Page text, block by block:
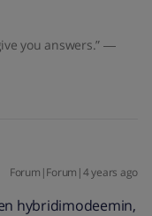
you answers.” ―
Forum|Forum|4 years ago
hybridimodeemin,